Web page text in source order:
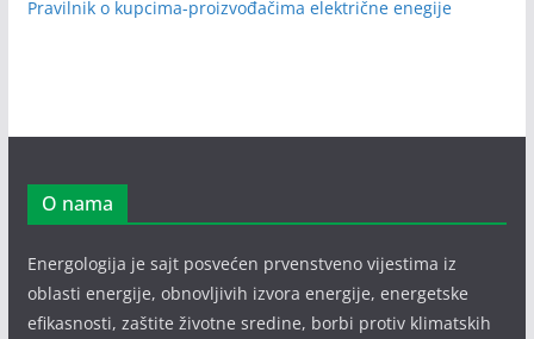
Pravilnik o kupcima-proizvođačima električne enegije
O nama
Energologija je sajt posvećen prvenstveno vijestima iz
oblasti energije, obnovljivih izvora energije, energetske
efikasnosti, zaštite životne sredine, borbi protiv klimatskih